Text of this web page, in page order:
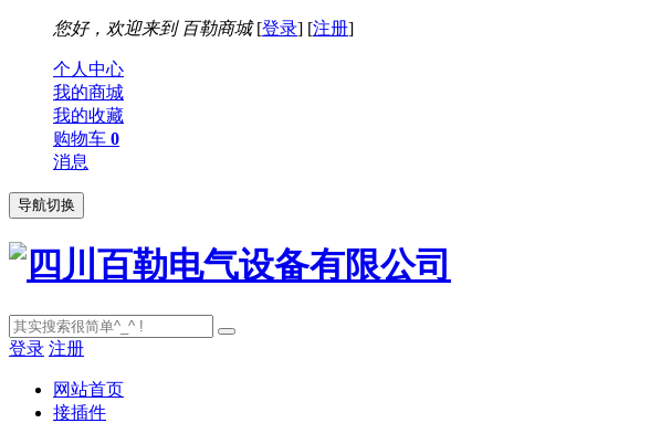
您好，欢迎来到 百勒商城[登录] [注册]
个人中心
我的商城
我的收藏
购物车 0
消息
导航切换
登录 注册
网站首页
接插件